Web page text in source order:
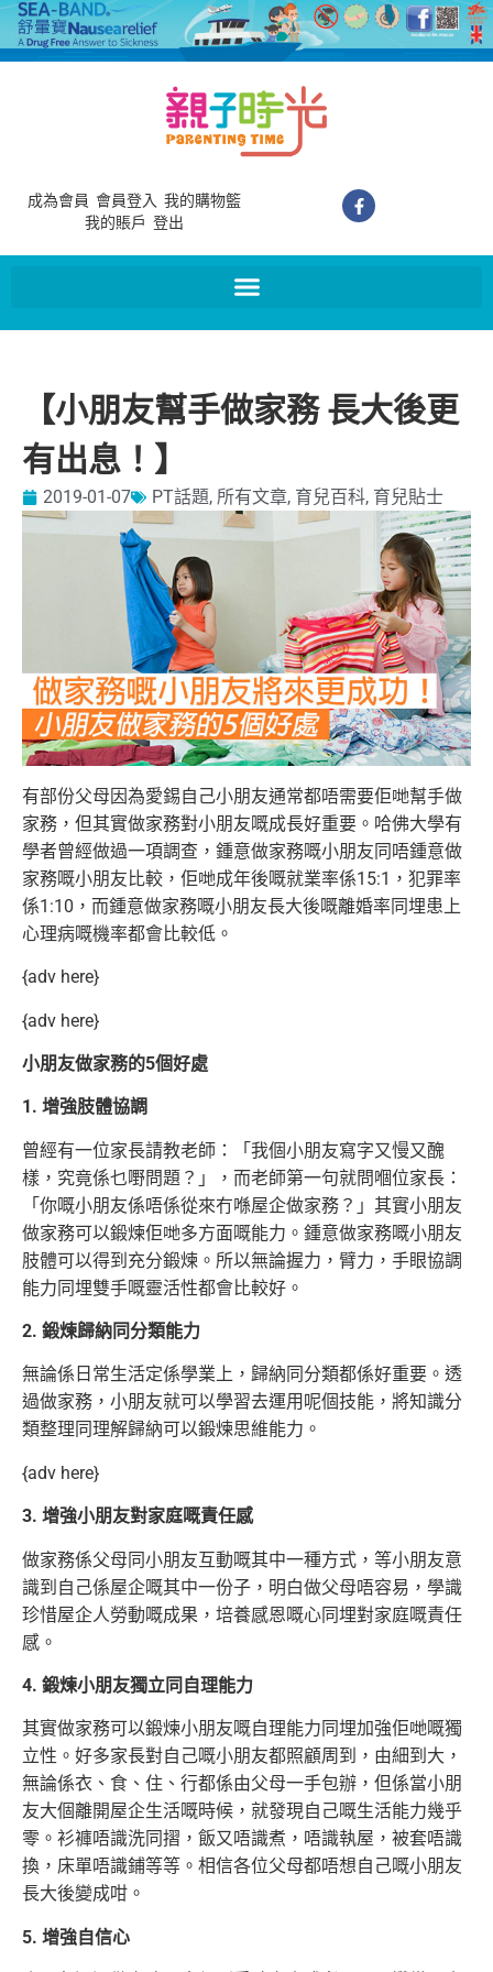
成為會員 會員登入 我的購物籃
我的賬戶 登出
【小朋友幫手做家務 長大後更
有出息！】
2019-01-07 PT話題, 所有文章, 育兒百科, 育兒貼士
有部份父母因為愛錫自己小朋友通常都唔需要佢哋幫手做
家務，但其實做家務對小朋友嘅成長好重要。哈佛大學有
學者曾經做過一項調查，鍾意做家務嘅小朋友同唔鍾意做
家務嘅小朋友比較，佢哋成年後嘅就業率係15:1，犯罪率
係1:10，而鍾意做家務嘅小朋友長大後嘅離婚率同埋患上
心理病嘅機率都會比較低。
{adv here}
{adv here}
小朋友做家務的5個好處
1. 增強肢體協調
曾經有一位家長請教老師：「我個小朋友寫字又慢又醜
樣，究竟係乜嘢問題？」，而老師第一句就問嗰位家長：
「你嘅小朋友係唔係從來冇喺屋企做家務？」其實小朋友
做家務可以鍛煉佢哋多方面嘅能力。鍾意做家務嘅小朋友
肢體可以得到充分鍛煉。所以無論握力，臂力，手眼協調
能力同埋雙手嘅靈活性都會比較好。
2. 鍛煉歸納同分類能力
無論係日常生活定係學業上，歸納同分類都係好重要。透
過做家務，小朋友就可以學習去運用呢個技能，將知識分
類整理同理解歸納可以鍛煉思維能力。
{adv here}
3. 增強小朋友對家庭嘅責任感
做家務係父母同小朋友互動嘅其中一種方式，等小朋友意
識到自己係屋企嘅其中一份子，明白做父母唔容易，學識
珍惜屋企人勞動嘅成果，培養感恩嘅心同埋對家庭嘅責任
感。
4. 鍛煉小朋友獨立同自理能力
其實做家務可以鍛煉小朋友嘅自理能力同埋加強佢哋嘅獨
立性。好多家長對自己嘅小朋友都照顧周到，由細到大，
無論係衣、食、住、行都係由父母一手包辦，但係當小朋
友大個離開屋企生活嘅時候，就發現自己嘅生活能力幾乎
零。衫褲唔識洗同摺，飯又唔識煮，唔識執屋，被套唔識
換，床單唔識鋪等等。相信各位父母都唔想自己嘅小朋友
長大後變成咁。
5. 增強自信心